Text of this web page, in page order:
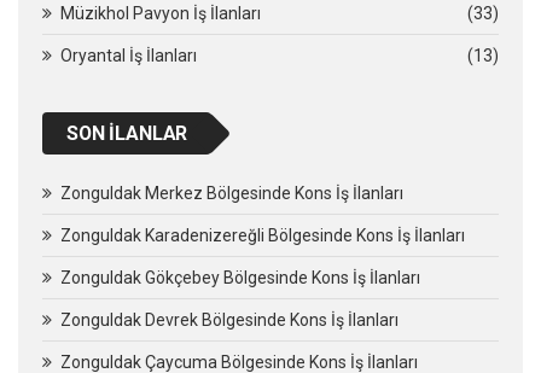
Müzikhol Pavyon İş İlanları (33)
Oryantal İş İlanları (13)
SON İLANLAR
Zonguldak Merkez Bölgesinde Kons İş İlanları
Zonguldak Karadenizereğli Bölgesinde Kons İş İlanları
Zonguldak Gökçebey Bölgesinde Kons İş İlanları
Zonguldak Devrek Bölgesinde Kons İş İlanları
Zonguldak Çaycuma Bölgesinde Kons İş İlanları